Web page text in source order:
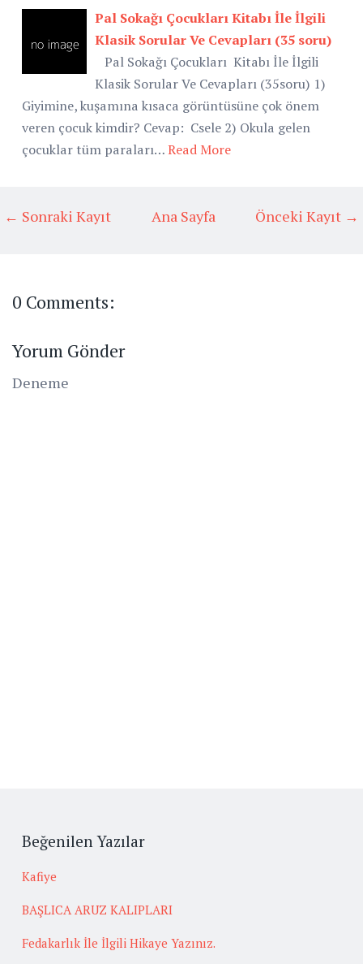
Pal Sokağı Çocukları Kitabı İle İlgili
Klasik Sorular Ve Cevapları (35 soru)
Pal Sokağı Çocukları Kitabı İle İlgili
Klasik Sorular Ve Cevapları (35soru) 1)
Giyimine, kuşamına kısaca görüntüsüne çok önem
veren çocuk kimdir? Cevap: Csele 2) Okula gelen
çocuklar tüm paraları…Read More
← Sonraki Kayıt Önceki Kayıt →
Ana Sayfa
0 Comments:
Yorum Gönder
Deneme
Beğenilen Yazılar
Kafiye
BAŞLICA ARUZ KALIPLARI
Fedakarlık İle İlgili Hikaye Yazınız.